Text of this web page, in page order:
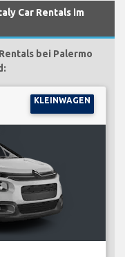
Car Rentals im
bei Palermo
KLEINWAGEN